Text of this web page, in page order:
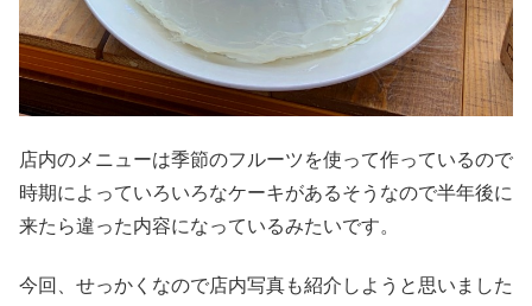
店内のメニューは季節のフルーツを使って作っているので
時期によっていろいろなケーキがあるそうなので半年後に
来たら違った内容になっているみたいです。
今回、せっかくなので店内写真も紹介しようと思いました